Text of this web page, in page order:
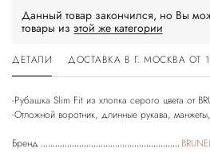
Данный товар закончился, но Вы
товары из этой же категории
ДЕТАЛИ ДОСТАВКА В Г. МОСКВА ОТ
-Рубашка Slim Fit из хлопка серого цвета от
Бренд